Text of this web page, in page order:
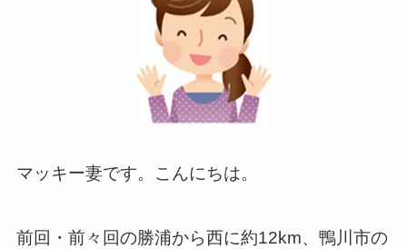
マッキー妻です。こんにちは。
前回・前々回の勝浦から西に約12km、鴨川市の